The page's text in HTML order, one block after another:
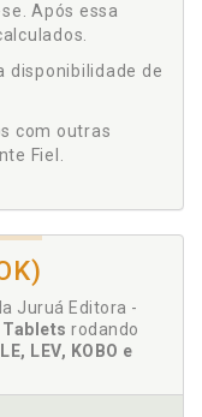
Após essa
disponibilidade de
com outras
Fiel.
Juruá Editora -
rodando
LEV, KOBO e